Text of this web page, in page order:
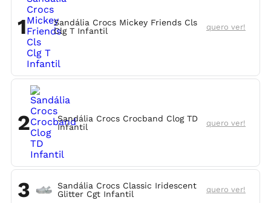
1
Sandália Crocs Mickey Friends Cls
Clg T Infantil
quero ver!
2
Sandália Crocs Crocband Clog TD
Infantil
quero ver!
3
Sandália Crocs Classic Iridescent
Glitter Cgt Infantil
quero ver!